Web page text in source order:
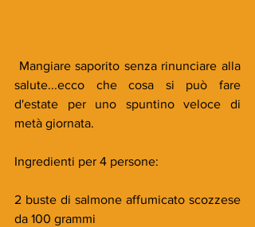
salute...ecco che cosa si può fare
d'estate per uno spuntino veloce di
metà giornata.
Ingredienti per 4 persone:
2 buste di salmone affumicato scozzese
da 100 grammi